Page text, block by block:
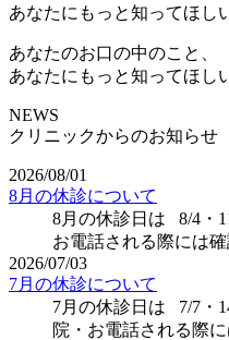
あなたにもっと知ってほし
あなたのお口の中のこと、
あなたにもっと知ってほし
NEWS
クリニックからのお知らせ
2026/08/01
8月の休診について
8月の休診日は 8/4・
お電話される際には
2026/07/03
7月の休診について
7月の休診日は 7/7・
院・お電話される際